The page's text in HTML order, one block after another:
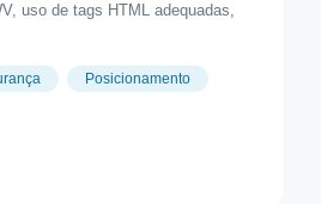
uso de tags HTML adequadas,
Posicionamento